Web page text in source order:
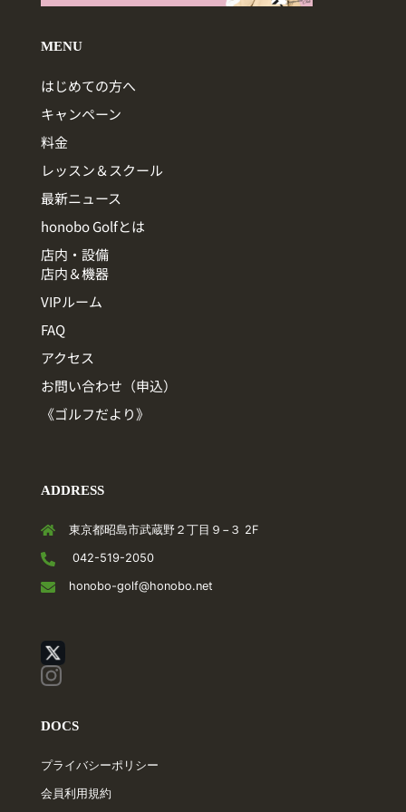
MENU
はじめての方へ
キャンペーン
料金
レッスン＆スクール
最新ニュース
honobo Golfとは
店内・設備
店内＆機器
VIPルーム
FAQ
アクセス
お問い合わせ（申込）
《ゴルフだより》
ADDRESS
東京都昭島市武蔵野２丁目９−３ 2F
042-519-2050
honobo-golf@honobo.net
DOCS
プライバシーポリシー
会員利用規約